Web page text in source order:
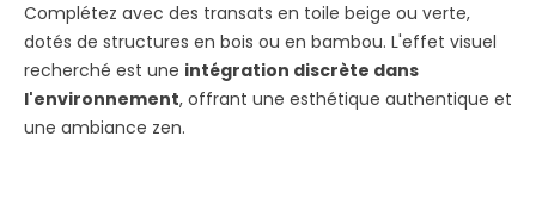
Complétez avec des transats en toile beige ou verte,
dotés de structures en bois ou en bambou. L'effet visuel
recherché est une intégration discrète dans
l'environnement, offrant une esthétique authentique et
une ambiance zen.